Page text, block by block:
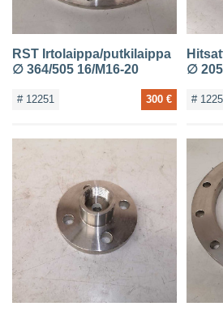
RST Irtolaippa/putkilaippa
∅ 364/505 16/M16-20
# 12251 300 €
∅
#